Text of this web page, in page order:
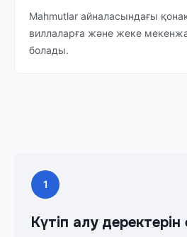
Mahmutlar айналасындағы
виллаларға және жеке
болады.
1
Күтіп алу деректерін